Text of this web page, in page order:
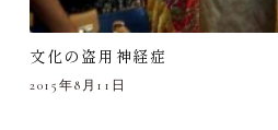
文化の盗用神経症
2015年8月11日